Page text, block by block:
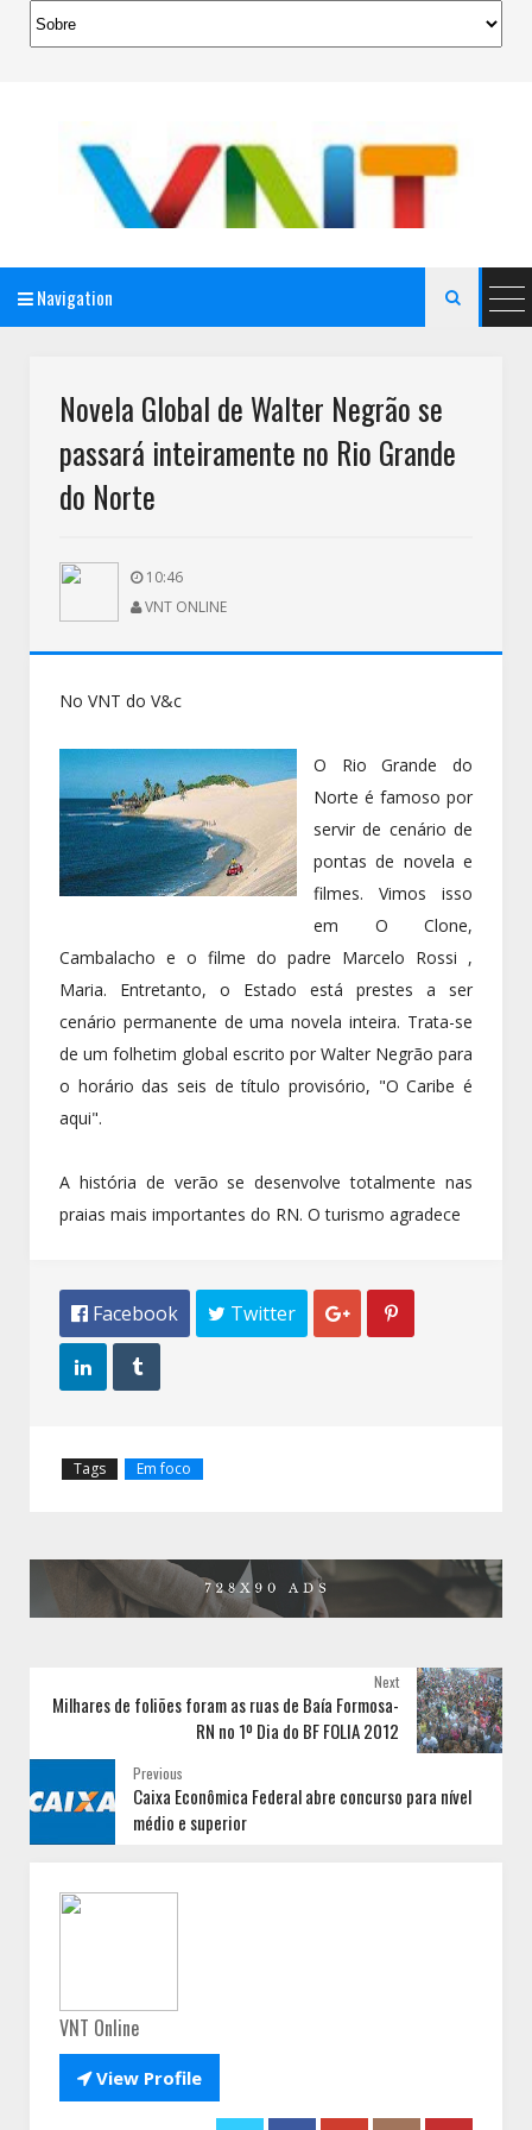
Navigation 
Novela Global de Walter Negrão se
passará inteiramente no Rio Grande
do Norte
10:46
VNT ONLINE
No VNT do V&c
O Rio Grande do
Norte é famoso por
servir de cenário de
pontas de novela e
filmes. Vimos isso
em O Clone,
Cambalacho e o filme do padre Marcelo Rossi ,
Maria. Entretanto, o Estado está prestes a ser
cenário permanente de uma novela inteira. Trata-se
de um folhetim global escrito por Walter Negrão para
o horário das seis de título provisório, "O Caribe é
aqui".
A história de verão se desenvolve totalmente nas
praias mais importantes do RN. O turismo agradece
 Facebook  Twitter  
 
Tags Em foco
Next
Milhares de foliões foram as ruas de Baía Formosa-
RN no 1º Dia do BF FOLIA 2012
Previous
Caixa Econômica Federal abre concurso para nível
médio e superior
VNT Online
View Profile